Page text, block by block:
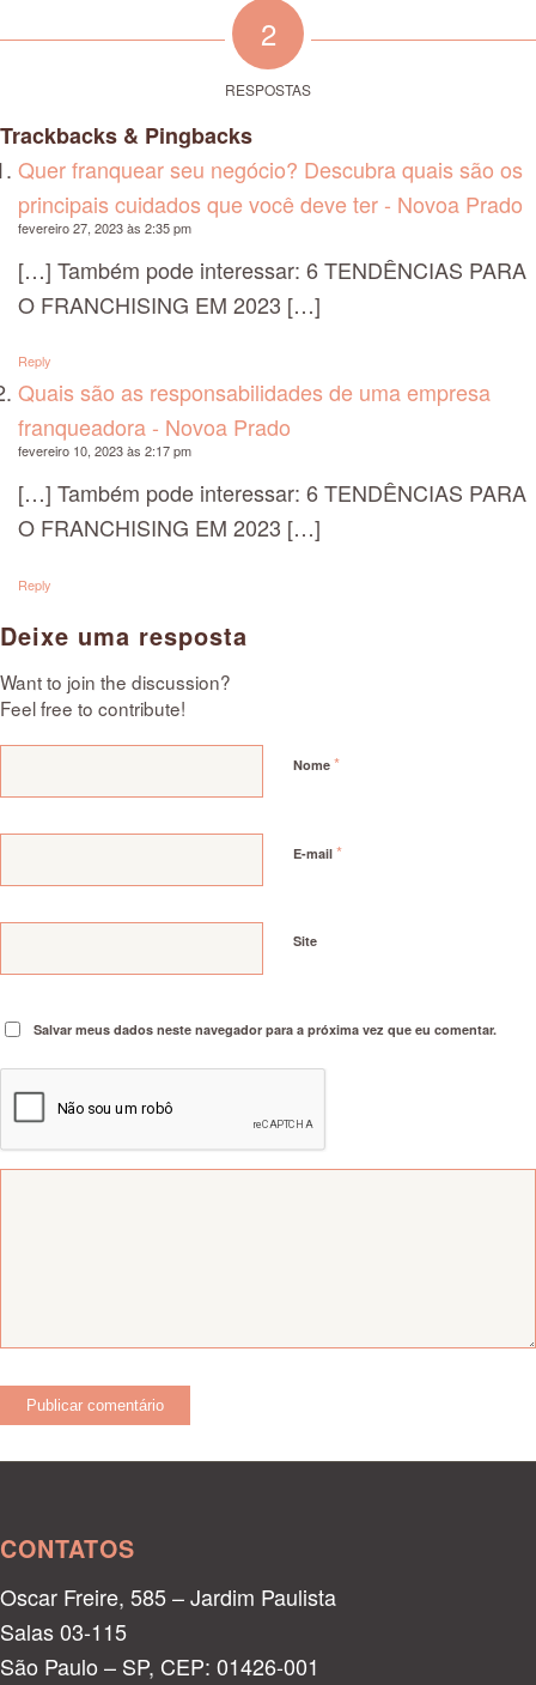
2
RESPOSTAS
Trackbacks & Pingbacks
Quer franquear seu negócio? Descubra quais são os
principais cuidados que você deve ter - Novoa Prado
fevereiro 27, 2023 às 2:35 pm
[…] Também pode interessar: 6 TENDÊNCIAS PARA
O FRANCHISING EM 2023 […]
Reply
Quais são as responsabilidades de uma empresa
franqueadora - Novoa Prado
fevereiro 10, 2023 às 2:17 pm
[…] Também pode interessar: 6 TENDÊNCIAS PARA
O FRANCHISING EM 2023 […]
Reply
Deixe uma resposta
Want to join the discussion?
Feel free to contribute!
Nome *
E-mail *
Site
Salvar meus dados neste navegador para a próxima vez que eu comentar.
CONTATOS
Oscar Freire, 585 – Jardim Paulista
Salas 03-115
São Paulo – SP, CEP: 01426-001